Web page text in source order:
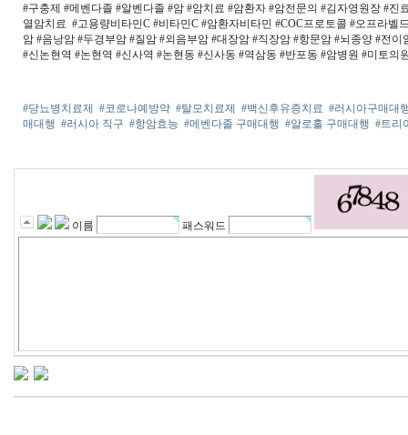
#구충제 #메벤다졸 #알벤다졸 #암 #암치료 #암환자 #암전문의 #김자영원장 #
열암치료 #고용량비타민C #비타민C #암환자비타민 #COC프로토콜 #오프라
암 #음낭암 #두경부암 #질암 #외음부암 #대장암 #직장암 #항문암 #뇌종양 #전
#신논현역 #논현역 #신사역 #논현동 #신사동 #역삼동 #반포동 #암병원 #미토의
#당뇨병치료제 #코로나예방약 #탈모치료제 #백신후유증치료 #러시아구매대
매대행 #러시아 직구 #항암효능 #메벤다졸 구매대행 #알로홀 구매대행 #트리
이름 패스워드